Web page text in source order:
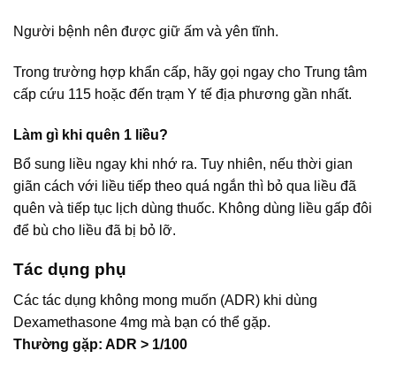
Người bệnh nên được giữ ấm và yên tĩnh.
Trong trường hợp khẩn cấp, hãy gọi ngay cho Trung tâm
cấp cứu 115 hoặc đến trạm Y tế địa phương gần nhất.
Làm gì khi quên 1 liều?
Bổ sung liều ngay khi nhớ ra. Tuy nhiên, nếu thời gian
giãn cách với liều tiếp theo quá ngắn thì bỏ qua liều đã
quên và tiếp tục lịch dùng thuốc. Không dùng liều gấp đôi
để bù cho liều đã bị bỏ lỡ.
Tác dụng phụ
Các tác dụng không mong muốn (ADR) khi dùng
Dexamethasone 4mg mà bạn có thể gặp.
Thường gặp: ADR > 1/100